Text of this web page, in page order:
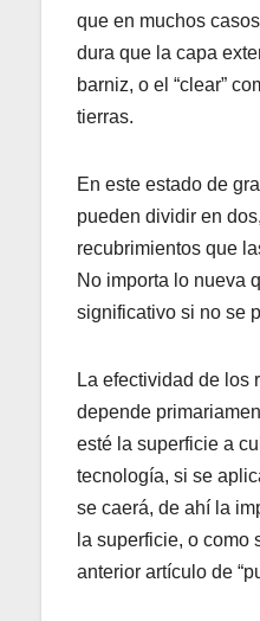
que en muchos
dura que la capa
barniz, o el “clear”
tierras.
En este estado de
pueden dividir en
recubrimientos que
No importa lo nueva
significativo si no se
La efectividad de los
depende
esté la superficie a
tecnología, si se
se caerá, de ahí la
la superficie, o como
anterior artículo de